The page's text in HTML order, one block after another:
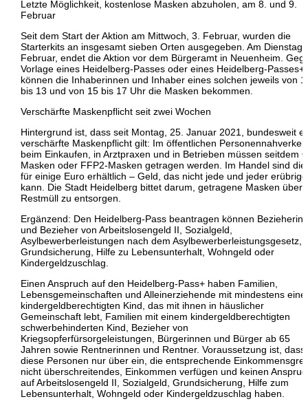
Letzte Möglichkeit, kostenlose Masken abzuholen, am 8. und 9.
Februar
Seit dem Start der Aktion am Mittwoch, 3. Februar, wurden die
Starterkits an insgesamt sieben Orten ausgegeben. Am Dienstag,
Februar, endet die Aktion vor dem Bürgeramt in Neuenheim.
Vorlage eines Heidelberg-Passes oder eines Heidelberg-Passes+
können die Inhaberinnen und Inhaber eines solchen jeweils von
bis 13 und von 15 bis 17 Uhr die Masken bekommen.
Verschärfte Maskenpflicht seit zwei Wochen
Hintergrund ist, dass seit Montag, 25. Januar 2021, bundesweit
verschärfte Maskenpflicht gilt: Im öffentlichen
beim Einkaufen, in Arztpraxen und in Betrieben müssen seitdem
Masken oder FFP2-Masken getragen werden. Im Handel sind
für einige Euro erhältlich – Geld, das nicht jede und jeder
kann. Die Stadt Heidelberg bittet darum, getragene Masken über
Restmüll zu entsorgen.
Ergänzend: Den Heidelberg-Pass beantragen können
und Bezieher von Arbeitslosengeld II, Sozialgeld,
Asylbewerberleistungen nach dem Asylbewerberleistungsgesetz,
Grundsicherung, Hilfe zu Lebensunterhalt, Wohngeld oder
Kindergeldzuschlag.
Einen Anspruch auf den Heidelberg-Pass+ haben Familien,
Lebensgemeinschaften und Alleinerziehende mit mindestens
kindergeldberechtigten Kind, das mit ihnen in häuslicher
Gemeinschaft lebt, Familien mit einem kindergeldberechtigten
schwerbehinderten Kind, Bezieher von
Kriegsopferfürsorgeleistungen, Bürgerinnen und Bürger ab 65
Jahren sowie Rentnerinnen und Rentner. Voraussetzung ist, dass
diese Personen nur über ein, die entsprechende
nicht überschreitendes, Einkommen verfügen und keinen
auf Arbeitslosengeld II, Sozialgeld, Grundsicherung, Hilfe zum
Lebensunterhalt, Wohngeld oder Kindergeldzuschlag haben.